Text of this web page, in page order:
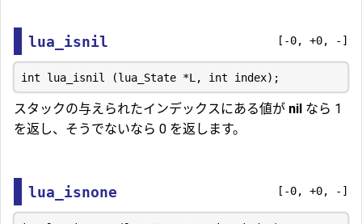
lua_isnil [-0, +0, -]
スタックの与えられたインデックスにある値が nil なら 1
を返し、そうでないなら 0 を返します。
lua_isnone [-0, +0, -]